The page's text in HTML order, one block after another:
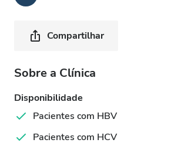
Compartilhar
Sobre a Clínica
Disponibilidade
Pacientes com HBV
Pacientes com HCV